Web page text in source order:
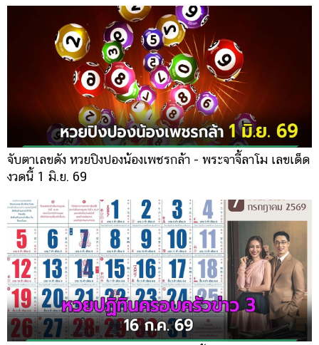
จับตาเลขดัง หวยปิงปองน้องเพชรกล้า - พระจาจี้ลาโม เลขเด็ด
งวดนี้ 1 มิ.ย. 69